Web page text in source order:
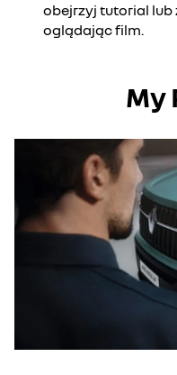
obejrzyj tutorial lub
oglądając film.
My